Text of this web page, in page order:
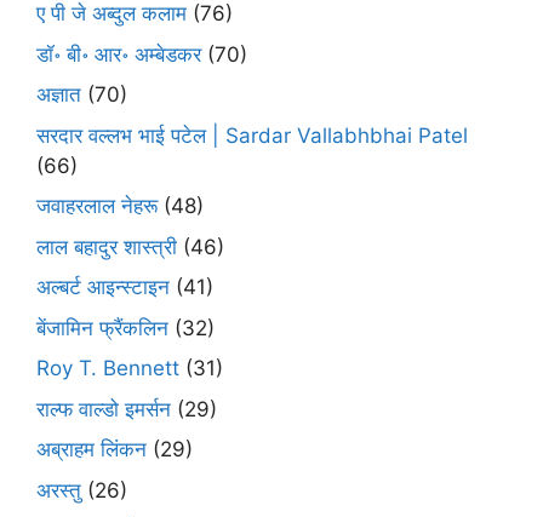
ए पी जे अब्दुल कलाम (76)
डॉ॰ बी॰ आर॰ अम्बेडकर(70)
अज्ञात (70)
सरदार वल्लभ भाई पटेल | Sardar Vallabhbhai Patel
(66)
जवाहरलाल नेहरू(48)
लाल बहादुर शास्त्री (46)
अल्बर्ट आइन्स्टाइन (41)
बेंजामिन फ्रैंकलिन (32)
Roy T. Bennett (31)
राल्फ वाल्डो इमर्सन (29)
अब्राहम लिंकन (29)
अरस्तु (26)